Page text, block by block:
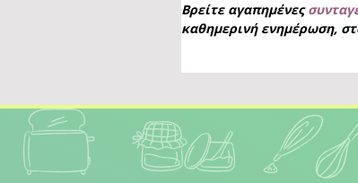
Βρείτε αγαπημένες
καθημερινή ενημέρωση,